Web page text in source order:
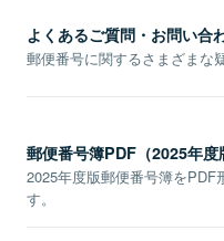
よくあるご質問・お問い合
郵便番号に関するさまざまな
郵便番号簿PDF（2025年度
2025年度版郵便番号簿をPDF
す。